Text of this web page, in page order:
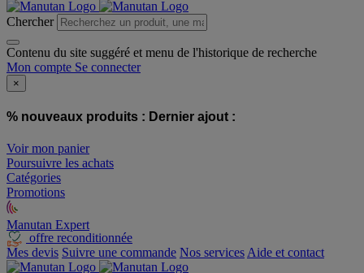
Chercher
Contenu du site suggéré et menu de l'historique de recherche
Mon compte Se connecter
×
% nouveaux produits : Dernier ajout :
Voir mon panier
Poursuivre les achats
Catégories
Promotions
Manutan Expert
offre reconditionnée
Mes devis Suivre une commande Nos services Aide et contact